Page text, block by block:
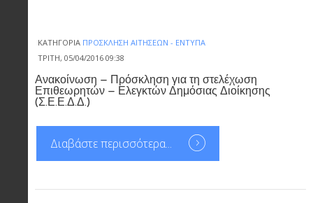
ΚΑΤΗΓΟΡΊΑ ΠΡΌΣΚΛΗΣΗ ΑΙΤΉΣΕΩΝ - ΈΝΤΥΠΑ
ΤΡΊΤΗ, 05/04/2016 09:38
Ανακοίνωση – Πρόσκληση για τη στελέχωση
Επιθεωρητών – Ελεγκτών Δημόσιας Διοίκησης
(Σ.Ε.Ε.Δ.Δ.)
Διαβάστε περισσότερα...